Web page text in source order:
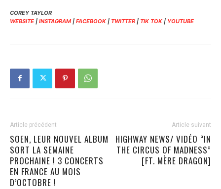
COREY TAYLOR
WEBSITE | INSTAGRAM | FACEBOOK | TWITTER | TIK TOK | YOUTUBE
Article précédent
SOEN, LEUR NOUVEL ALBUM
SORT LA SEMAINE
PROCHAINE ! 3 CONCERTS
EN FRANCE AU MOIS
D’OCTOBRE !
Article suivant
HIGHWAY NEWS/ VIDÉO “IN
THE CIRCUS OF MADNESS”
[FT. MÈRE DRAGON]